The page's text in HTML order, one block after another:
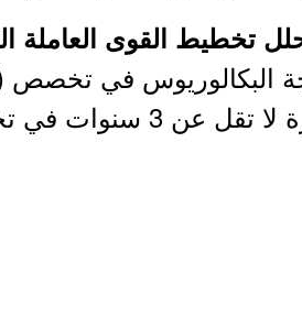
البكالوريوس في تخصص
في تخطيط القوى العاملة أو الموارد البشرية.